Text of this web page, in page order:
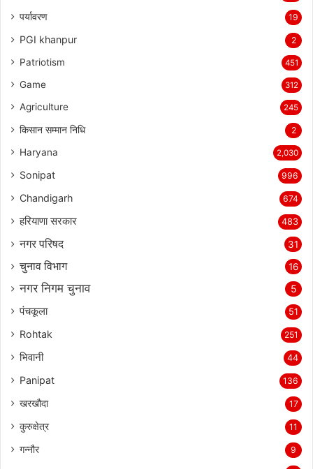
पर्यावरण 19
PGI khanpur 2
Patriotism 451
Game 312
Agriculture 245
किसान सम्मान निधि 2
Haryana 2,030
Sonipat 996
Chandigarh 674
हरियाणा सरकार 483
नगर परिषद 31
चुनाव विभाग 16
नगर निगम चुनाव 5
पंचकूला 51
Rohtak 251
भिवानी 44
Panipat 136
खरखौदा 17
कुरुक्षेत्र 11
गन्नौर 9